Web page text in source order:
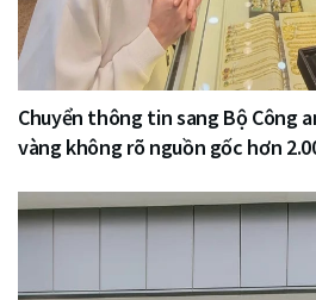
Chuyển thông tin sang Bộ Công
vàng không rõ nguồn gốc hơn